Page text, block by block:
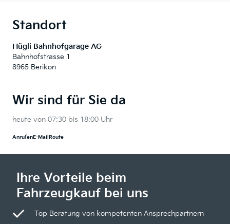
Standort
Hügli Bahnhofgarage AG
Bahnhofstrasse 1
8965 Berikon
Wir sind für Sie da
heute von 07:30 bis 18:00 Uhr
AnrufenE-Mail Route
Ihre Vorteile beim
Fahrzeugkauf bei uns
Top Beratung von kompetenten Ansprechpartnern